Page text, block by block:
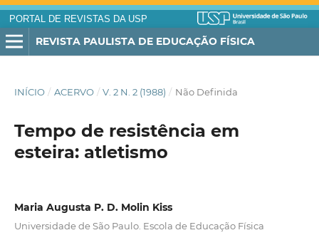
PORTAL DE REVISTAS DA USP
REVISTA PAULISTA DE EDUCAÇÃO FÍSICA
INÍCIO / ACERVO / V. 2 N. 2 (1988) / Não Definida
Tempo de resistência em
esteira: atletismo
Maria Augusta P. D. Molin Kiss
Universidade de São Paulo. Escola de Educação Física